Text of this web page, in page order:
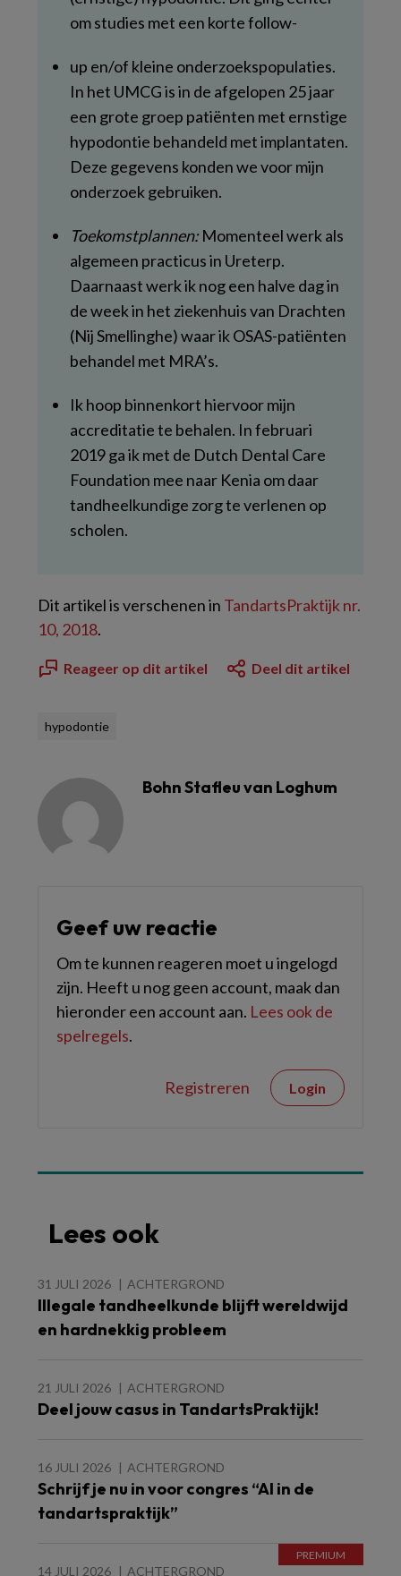
om studies met een korte follow-
up en/of kleine onderzoekspopulaties.
In het UMCG is in de afgelopen 25 jaar
een grote groep patiënten met ernstige
hypodontie behandeld met implantaten.
Deze gegevens konden we voor mijn
onderzoek gebruiken.
Toekomstplannen:Momenteel werk als
algemeen practicus in Ureterp.
Daarnaast werk ik nog een halve dag in
de week in het ziekenhuis van Drachten
(Nij Smellinghe) waar ik OSAS-patiënten
behandel met MRA’s.
Ik hoop binnenkort hiervoor mijn
accreditatie te behalen. In februari
2019 ga ik met de Dutch Dental Care
Foundation mee naar Kenia om daar
tandheelkundige zorg te verlenen op
scholen.
Dit artikel is verschenen in TandartsPraktijk nr.
10, 2018.
Reageer op dit artikel Deel dit artikel
hypodontie
Bohn Stafleu van Loghum
Geef uw reactie
Om te kunnen reageren moet u ingelogd
zijn. Heeft u nog geen account, maak dan
hieronder een account aan. Lees ook de
spelregels.
Registreren Login
Lees ook
31 JULI 2026 ACHTERGROND
Illegale tandheelkunde blijft wereldwijd
en hardnekkig probleem
21 JULI 2026 ACHTERGROND
Deel jouw casus in TandartsPraktijk!
16 JULI 2026 ACHTERGROND
Schrijf je nu in voor congres “AI in de
tandartspraktijk”
14 JULI 2026 ACHTERGROND